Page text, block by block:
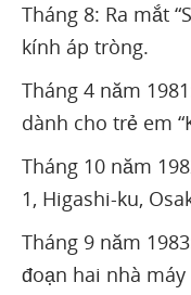
Tháng 8: Ra mắt
kính áp tròng.
Tháng 4 năm
dành cho trẻ em
Tháng 10 năm
1, Higashi-ku,
Tháng 9 năm
đoạn hai nhà máy